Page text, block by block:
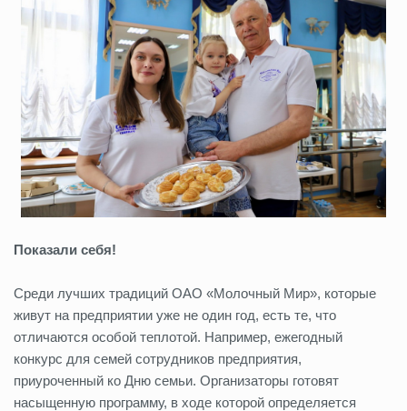
Показали себя!
Среди лучших традиций ОАО «Молочный Мир», которые
живут на предприятии уже не один год, есть те, что
отличаются особой теплотой. Например, ежегодный
конкурс для семей сотрудников предприятия,
приуроченный ко Дню семьи. Организаторы готовят
насыщенную программу, в ходе которой определяется